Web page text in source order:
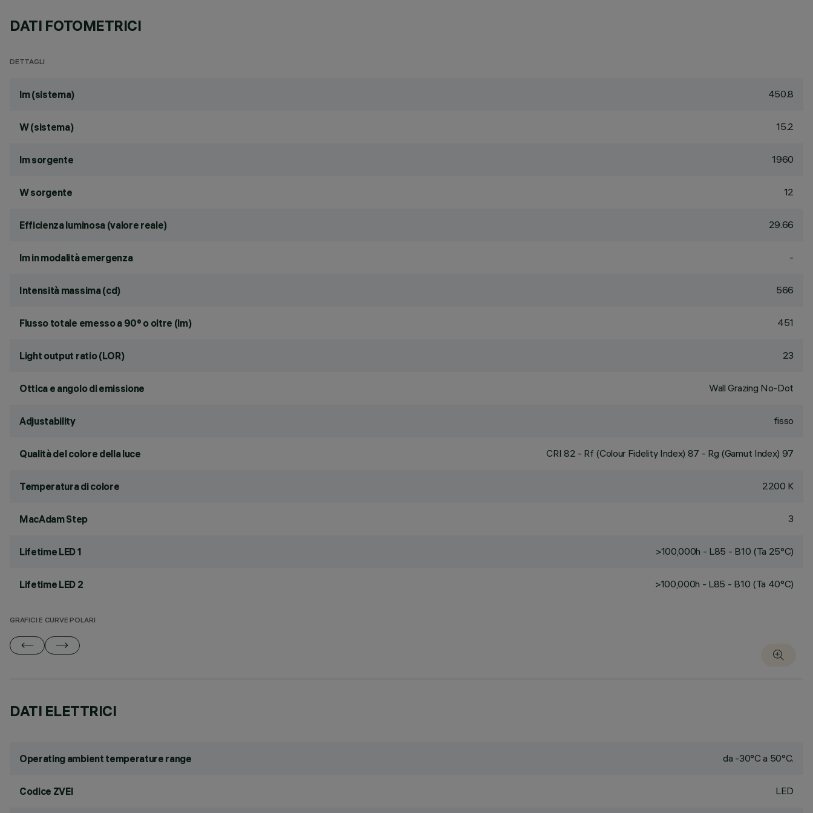
DATI FOTOMETRICI
DETTAGLI
lm (sistema) 450.8
W (sistema) 15.2
lm sorgente 1960
W sorgente 12
Efficienza luminosa (valore reale) 29.66
lm in modalità emergenza -
Intensità massima (cd) 566
Flusso totale emesso a 90° o oltre (lm) 451
Light output ratio (LOR) 23
Ottica e angolo di emissione Wall Grazing No-Dot
Adjustability fisso
Qualità del colore della luce CRI 82 - Rf (Colour Fidelity Index) 87 - Rg (Gamut Index) 97
Temperatura di colore 2200 K
MacAdam Step 3
Lifetime LED 1 >100,000h - L85 - B10 (Ta 25°C)
Lifetime LED 2 >100,000h - L85 - B10 (Ta 40°C)
GRAFICI E CURVE POLARI
DATI ELETTRICI
Operating ambient temperature range da -30°C a 50°C.
Codice ZVEI LED